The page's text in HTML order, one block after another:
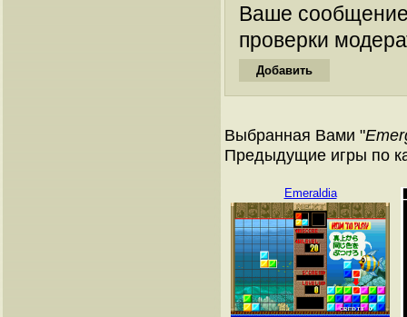
Ваше
проверки
Выбранная Вами "
Предыдущие игры по
Emeraldia